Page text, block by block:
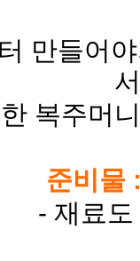
만들어
복주머
준비물
- 재료